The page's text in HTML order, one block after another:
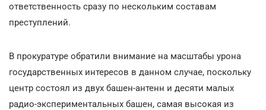
ответственность сразу по нескольким составам
преступлений.
В прокуратуре обратили внимание на масштабы урона
государственных интересов в данном случае, поскольку
центр состоял из двух башен-антенн и десяти малых
радио-экспериментальных башен, самая высокая из